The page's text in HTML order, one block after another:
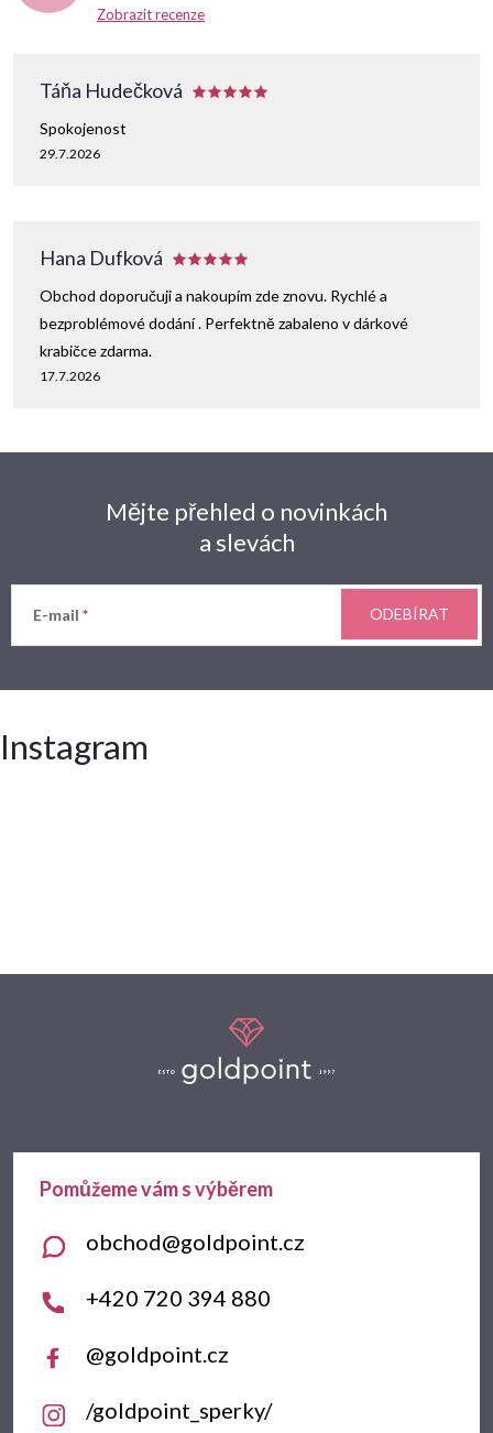
Zobrazit recenze
Táňa Hudečková
29.7.2026
Spokojenost
Hana Dufková
17.7.2026
Obchod doporučuji a nakoupím zde znovu. Rychlé a
bezproblémové dodání . Perfektně zabaleno v dárkové
krabičce zdarma.
Mějte přehled o novinkách
a slevách
E-mail ODEBÍRAT
Instagram
a
obchod@goldpoint.cz
+420 720 394 880
@goldpoint.cz
/goldpoint_sperky/